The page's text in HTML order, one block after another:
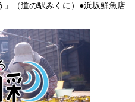
（道の駅みくに）●浜坂鮮魚店